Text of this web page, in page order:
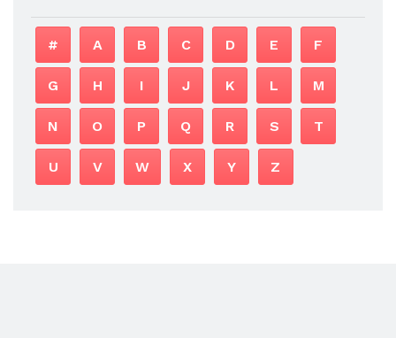
# A B C D E F
G H I J K L M
N O P Q R S T
U V W X Y Z